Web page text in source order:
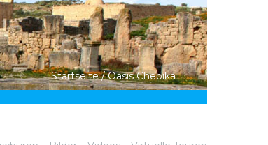
Startseite / Oasis Chebika